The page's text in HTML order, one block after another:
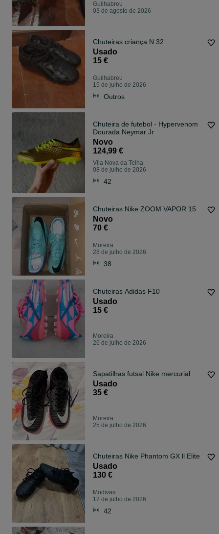
Guilhabreu
03 de agosto de 2026
Chuteiras criança N 32
Usado
15 €
Guilhabreu
15 de julho de 2026
Outros
Chuteira de futebol - Hypervenom
Dourada Neymar Jr
Novo
124,99 €
Vila Nova da Telha
08 de julho de 2026
42
Chuteiras Nike ZOOM VAPOR 15
Novo
70 €
Moreira
28 de julho de 2026
38
Chuteiras Adidas F10
Usado
15 €
Moreira
26 de julho de 2026
Sapatilhas futsal Nike mercurial
Usado
35 €
Moreira
25 de julho de 2026
Chuteiras Nike Phantom GX ll Elite
Usado
130 €
Modivas
12 de julho de 2026
42